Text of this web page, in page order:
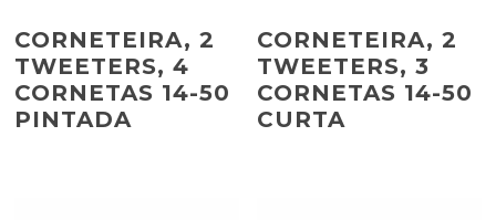
CORNETEIRA, 2
TWEETERS, 4
CORNETAS 14-50
PINTADA
CORNETEIRA, 2
TWEETERS, 3
CORNETAS 14-50
CURTA